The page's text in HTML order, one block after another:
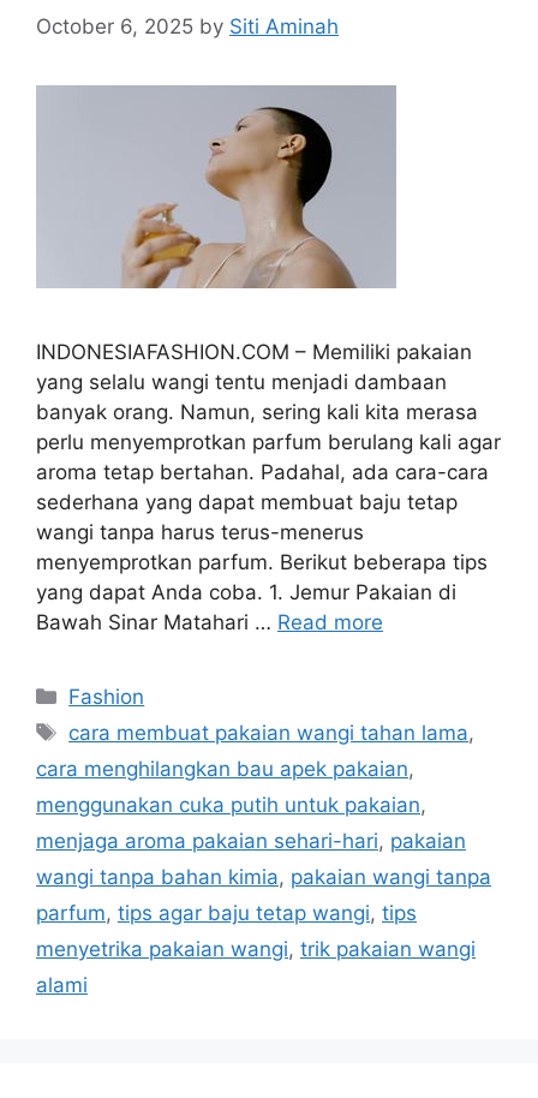
October 6, 2025 by Siti Aminah
INDONESIAFASHION.COM – Memiliki pakaian
yang selalu wangi tentu menjadi dambaan
banyak orang. Namun, sering kali kita merasa
perlu menyemprotkan parfum berulang kali agar
aroma tetap bertahan. Padahal, ada cara-cara
sederhana yang dapat membuat baju tetap
wangi tanpa harus terus-menerus
menyemprotkan parfum. Berikut beberapa tips
yang dapat Anda coba. 1. Jemur Pakaian di
Bawah Sinar Matahari … Read more
Categories
Fashion
Tags
cara membuat pakaian wangi tahan lama,
cara menghilangkan bau apek pakaian,
menggunakan cuka putih untuk pakaian,
menjaga aroma pakaian sehari-hari, pakaian
wangi tanpa bahan kimia, pakaian wangi tanpa
parfum, tips agar baju tetap wangi, tips
menyetrika pakaian wangi, trik pakaian wangi
alami